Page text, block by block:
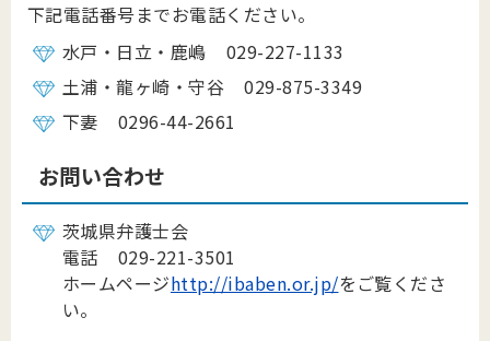
下記電話番号までお電話ください。
水戸・日立・鹿嶋 029-227-1133
土浦・龍ヶ崎・守谷 029-875-3349
下妻 0296-44-2661
お問い合わせ
茨城県弁護士会
電話 029-221-3501
ホームページhttp://ibaben.or.jp/をご覧くださ
い。